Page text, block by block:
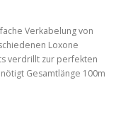
Verkabelung von
Loxone
verdrillt zur perfekten
Gesamtlänge 100m